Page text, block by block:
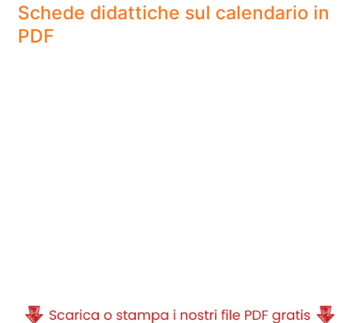
Schede didattiche sul calendario in
PDF